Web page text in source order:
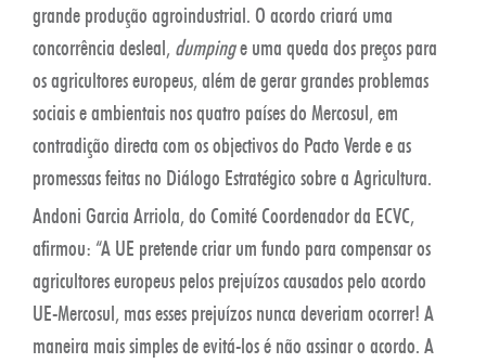
grande produção agroindustrial. O acordo criará uma
concorrência desleal, dumpinge uma queda dos preços para
os agricultores europeus, além de gerar grandes problemas
sociais e ambientais nos quatro países do Mercosul, em
contradição directa com os objectivos do Pacto Verde e as
promessas feitas no Diálogo Estratégico sobre a Agricultura.
Andoni Garcia Arriola, do Comité Coordenador da ECVC,
afirmou: “A UE pretende criar um fundo para compensar os
agricultores europeus pelos prejuízos causados pelo acordo
UE-Mercosul, mas esses prejuízos nunca deveriam ocorrer! A
maneira mais simples de evitá-los é não assinar o acordo. A